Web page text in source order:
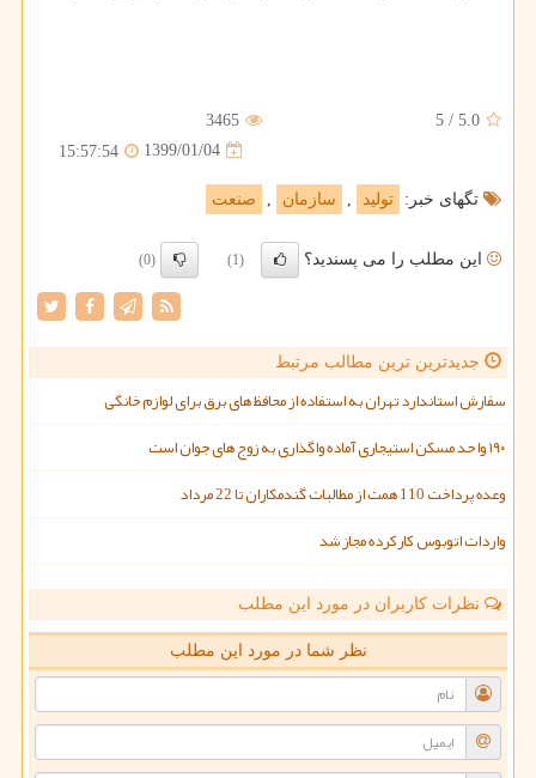
5.0
/
5
3465
1399/01/04
15:57:54
تگهای خبر: تولید سازمان صنعت
این مطلب را می پسندید؟ (1)
(0)
جدیدترین ترین مطالب مرتبط
سفارش استاندارد تهران به استفاده از محافظ های برق برای لوازم خانگی
۱۹۰ واحد مسکن استیجاری آماده واگذاری به زوج های جوان است
وعده پرداخت 110 همت از مطالبات گندمکاران تا 22 مرداد
واردات اتوبوس کارکرده مجاز شد
نظرات کاربران در مورد این مطلب
نظر شما در مورد این مطلب